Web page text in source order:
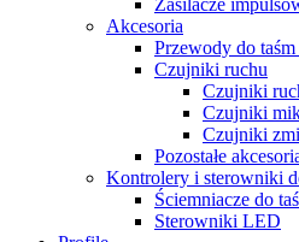
Zasilacze
Akcesoria
Przewody do
Czujniki ruchu
Czujniki
Czujniki
Czujniki
Pozostałe
Kontrolery i sterowniki
Ściemniacze do
Sterowniki LED